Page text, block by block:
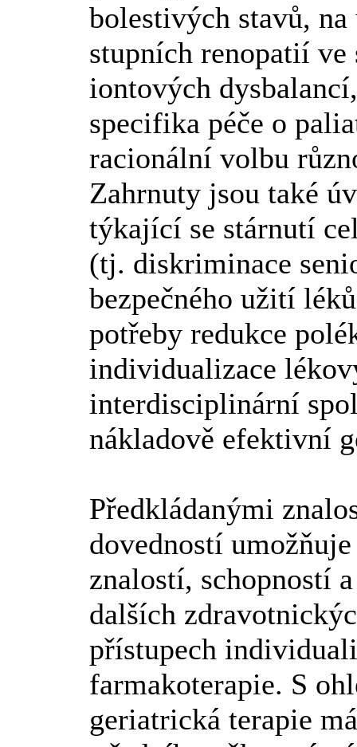
bolestivých stavů,
stupních renopatií
iontových
specifika péče o
racionální volbu
Zahrnuty jsou také
týkající se stárnutí
(tj. diskriminace
bezpečného užití
potřeby redukce
individualizace
interdisciplinární
nákladově efektivní
Předkládanými
dovedností
znalostí, schopností
dalších
přístupech
farmakoterapie. S
geriatrická terapie